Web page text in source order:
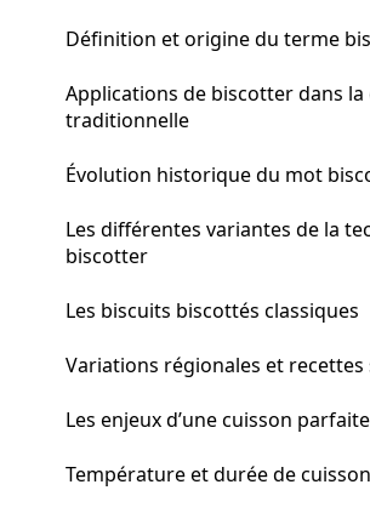
Définition et origine du terme
Applications de biscotter dans la
traditionnelle
Évolution historique du mot
Les différentes variantes de la
biscotter
Les biscuits biscottés classiques
Variations régionales et recettes
Les enjeux d’une cuisson parfaite
Température et durée de cuisson